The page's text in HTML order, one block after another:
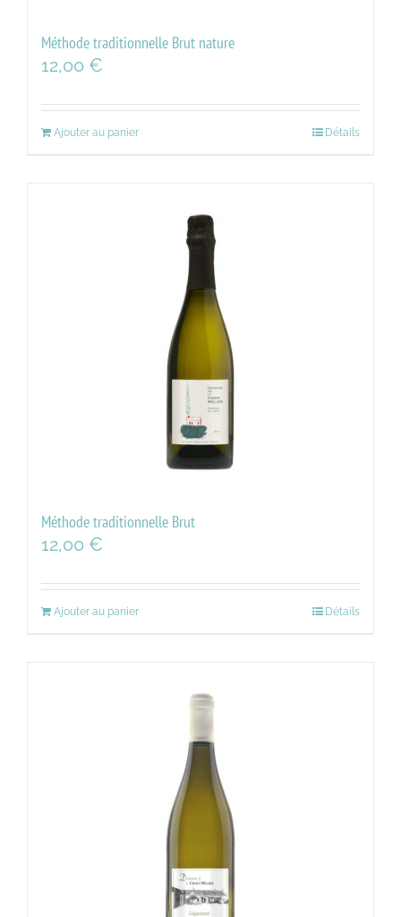
Méthode traditionnelle Brut nature
12,00 €
Ajouter au panier Détails
Méthode traditionnelle Brut
12,00 €
Ajouter au panier Détails